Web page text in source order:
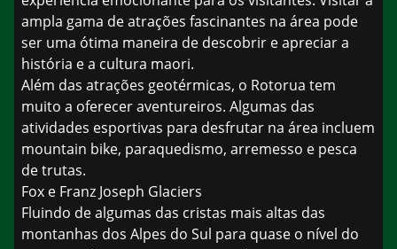
ampla gama de atrações fascinantes na área pode
ser uma ótima maneira de descobrir e apreciar a
história e a cultura maori.
Além das atrações geotérmicas, o Rotorua tem
muito a oferecer aventureiros. Algumas das
atividades esportivas para desfrutar na área incluem
mountain bike, paraquedismo, arremesso e pesca
de trutas.
Fox e Franz Joseph Glaciers
Fluindo de algumas das cristas mais altas das
montanhas dos Alpes do Sul para quase o nível do